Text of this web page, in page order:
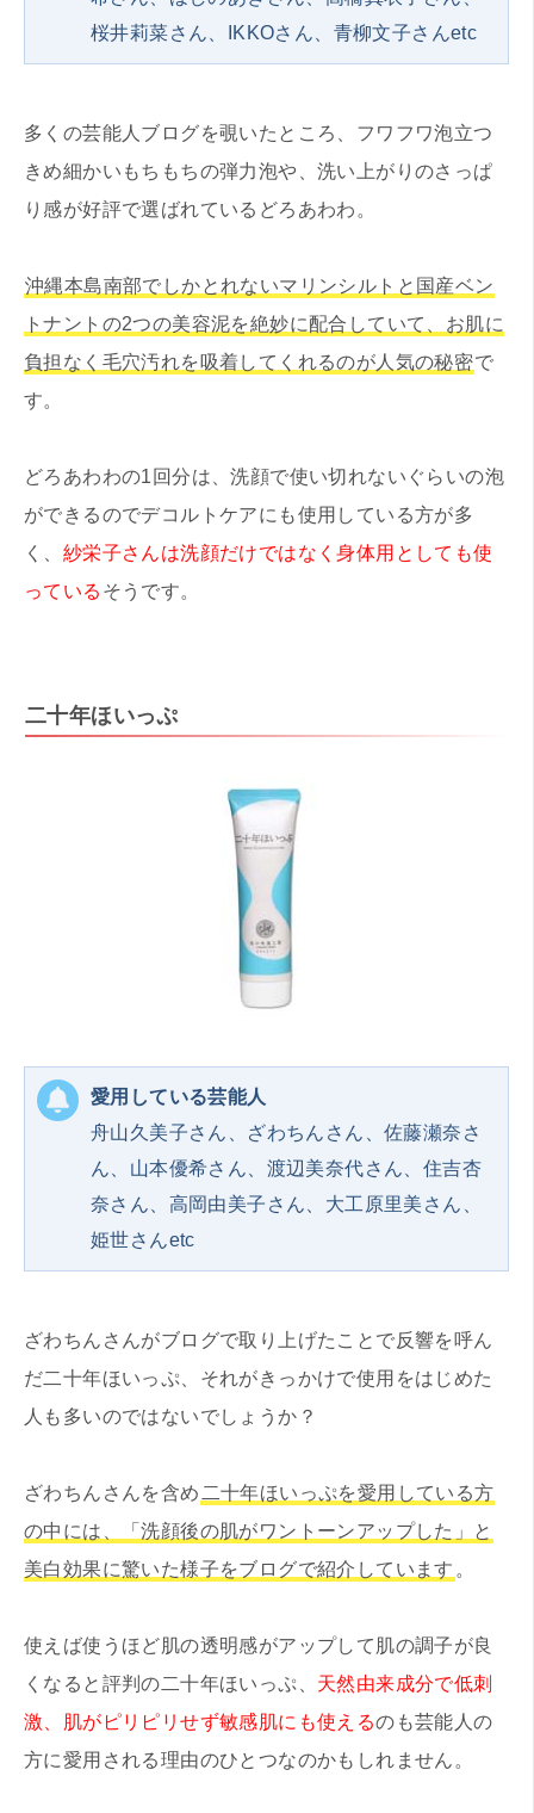
桜井莉菜さん、IKKOさん、青柳文子さんetc
多くの芸能人ブログを覗いたところ、フワフワ泡立つ
きめ細かいもちもちの弾力泡や、洗い上がりのさっぱ
り感が好評で選ばれているどろあわわ。
沖縄本島南部でしかとれないマリンシルトと国産ベン
トナントの2つの美容泥を絶妙に配合していて、お肌に
負担なく毛穴汚れを吸着してくれるのが人気の秘密で
す。
どろあわわの1回分は、洗顔で使い切れないぐらいの泡
ができるのでデコルトケアにも使用している方が多
く、 紗栄子さんは洗顔だけではなく身体用としても使
っている そうです。
二十年ほいっぷ
愛用している芸能人
舟山久美子さん、ざわちんさん、佐藤瀬奈さ
ん、山本優希さん、渡辺美奈代さん、住吉杏
奈さん、高岡由美子さん、大工原里美さん、
姫世さんetc
ざわちんさんがブログで取り上げたことで反響を呼ん
だ二十年ほいっぷ、それがきっかけで使用をはじめた
人も多いのではないでしょうか？
ざわちんさんを含め 二十年ほいっぷを愛用している方
の中には、「洗顔後の肌がワントーンアップした」と
美白効果に驚いた様子をブログで紹介しています 。
使えば使うほど肌の透明感がアップして肌の調子が良
くなると評判の二十年ほいっぷ、 天然由来成分で低刺
激、肌がピリピリせず敏感肌にも使えるのも芸能人の
方に愛用される理由のひとつなのかもしれません。